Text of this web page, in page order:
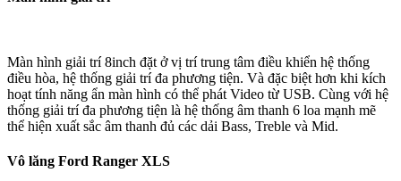
Màn hình giải trí 8inch đặt ở vị trí trung tâm điều khiển hệ thống
điều hòa, hệ thống giải trí đa phương tiện. Và đặc biệt hơn khi kích
hoạt tính năng ẩn màn hình có thể phát Video từ USB. Cùng với hệ
thống giải trí đa phương tiện là hệ thống âm thanh 6 loa mạnh mẽ
thể hiện xuất sắc âm thanh đủ các dải Bass, Treble và Mid.
Vô lăng Ford Ranger XLS